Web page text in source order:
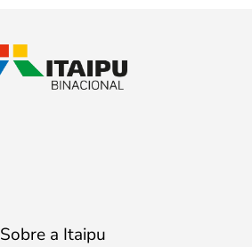
Sobre a Itaipu